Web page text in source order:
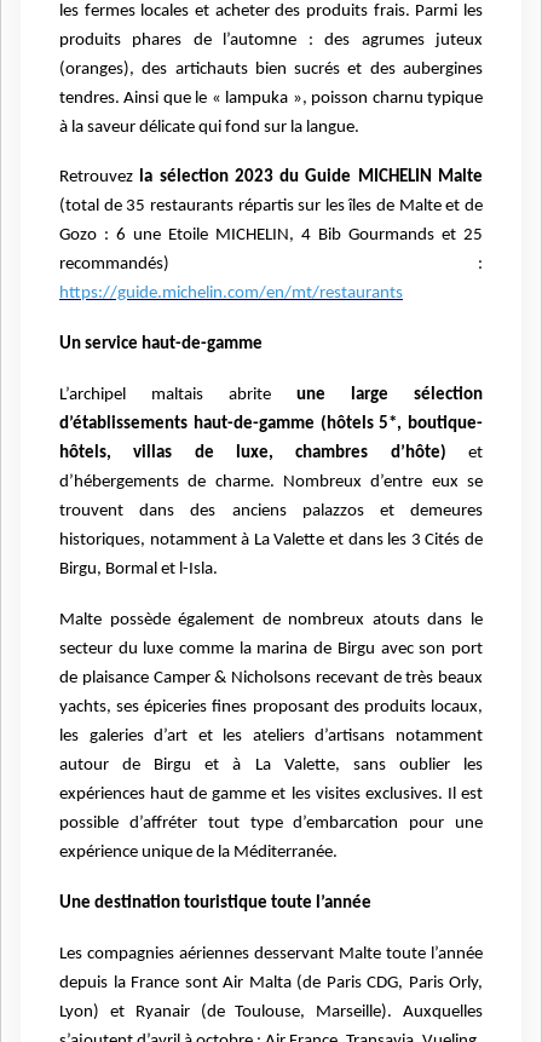
les fermes locales et acheter des produits frais. Parmi les
produits phares de l’automne : des agrumes juteux
(oranges), des artichauts bien sucrés et des aubergines
tendres. Ainsi que le « lampuka », poisson charnu typique
à la saveur délicate qui fond sur la langue.
Retrouvez la sélection 2023 du Guide MICHELIN Malte
(total de 35 restaurants répartis sur les îles de Malte et de
Gozo : 6 une Etoile MICHELIN, 4 Bib Gourmands et 25
recommandés) :
https://guide.michelin.com/en/mt/restaurants
Un service haut-de-gamme
L’archipel maltais abrite une large sélection
d’établissements haut-de-gamme (hôtels 5*, boutique-
hôtels, villas de luxe, chambres d’hôte) et
d’hébergements de charme. Nombreux d’entre eux se
trouvent dans des anciens palazzos et demeures
historiques, notamment à La Valette et dans les 3 Cités de
Birgu, Bormal et l-Isla.
Malte possède également de nombreux atouts dans le
secteur du luxe comme la marina de Birgu avec son port
de plaisance Camper & Nicholsons recevant de très beaux
yachts, ses épiceries fines proposant des produits locaux,
les galeries d’art et les ateliers d’artisans notamment
autour de Birgu et à La Valette, sans oublier les
expériences haut de gamme et les visites exclusives. Il est
possible d’affréter tout type d’embarcation pour une
expérience unique de la Méditerranée.
Une destination touristique toute l’année
Les compagnies aériennes desservant Malte toute l’année
depuis la France sont Air Malta (de Paris CDG, Paris Orly,
Lyon) et Ryanair (de Toulouse, Marseille). Auxquelles